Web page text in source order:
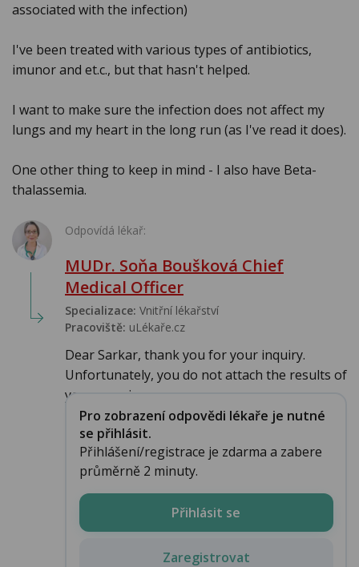
associated with the infection)
I've been treated with various types of antibiotics,
imunor and et.c., but that hasn't helped.
I want to make sure the infection does not affect my
lungs and my heart in the long run (as I've read it does).
One other thing to keep in mind - I also have Beta-
thalassemia.
Odpovídá lékař:
MUDr. Soňa Boušková Chief
Medical Officer
Specializace: Vnitřní lékařství
Pracoviště: uLékaře.cz
Dear Sarkar, thank you for your inquiry.
Unfortunately, you do not attach the results of
your examin...
Pro zobrazení odpovědi lékaře je nutné
se přihlásit.
Přihlášení/registrace je zdarma a zabere
průměrně 2 minuty.
Přihlásit se
Zaregistrovat